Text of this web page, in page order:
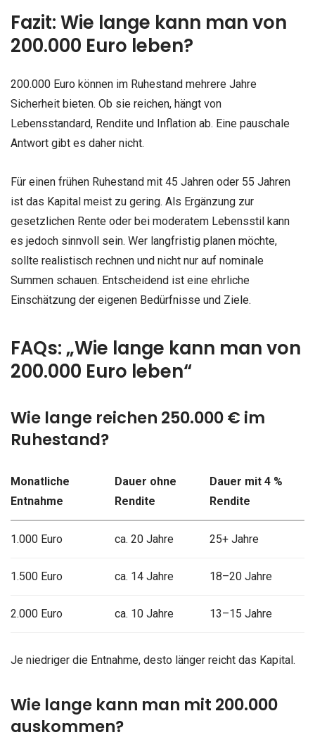
Fazit: Wie lange kann man von
200.000 Euro leben?
200.000 Euro können im Ruhestand mehrere Jahre
Sicherheit bieten. Ob sie reichen, hängt von
Lebensstandard, Rendite und Inflation ab. Eine pauschale
Antwort gibt es daher nicht.
Für einen frühen Ruhestand mit 45 Jahren oder 55 Jahren
ist das Kapital meist zu gering. Als Ergänzung zur
gesetzlichen Rente oder bei moderatem Lebensstil kann
es jedoch sinnvoll sein. Wer langfristig planen möchte,
sollte realistisch rechnen und nicht nur auf nominale
Summen schauen. Entscheidend ist eine ehrliche
Einschätzung der eigenen Bedürfnisse und Ziele.
FAQs: „Wie lange kann man von
200.000 Euro leben“
Wie lange reichen 250.000 € im
Ruhestand?
Monatliche
Entnahme
Dauer ohne
Rendite
Dauer mit 4 %
Rendite
1.000 Euro ca. 20 Jahre 25+ Jahre
1.500 Euro ca. 14 Jahre 18–20 Jahre
2.000 Euro ca. 10 Jahre 13–15 Jahre
Je niedriger die Entnahme, desto länger reicht das Kapital.
Wie lange kann man mit 200.000
auskommen?